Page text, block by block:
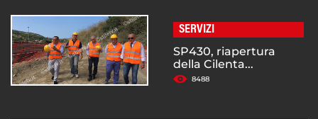
SERVIZI
SP430, riapertura
della Cilenta...
8488